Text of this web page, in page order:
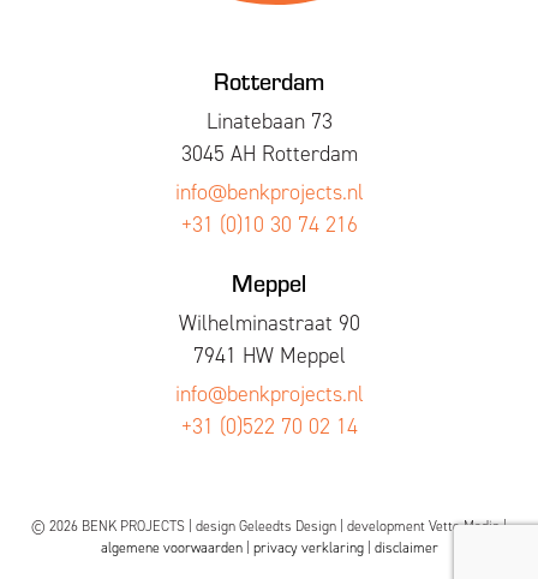
Rotterdam
Linatebaan 73
3045 AH Rotterdam
info@benkprojects.nl
+31 (0)10 30 74 216
Meppel
Wilhelminastraat 90
7941 HW Meppel
info@benkprojects.nl
+31 (0)522 70 02 14
© 2026 BENK PROJECTS | designGeleedts Design | developmentVette Media|
algemene voorwaarden| privacy verklaring| disclaimer